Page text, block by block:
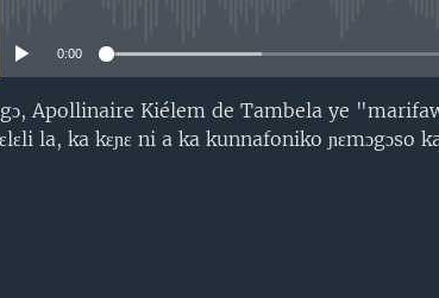
0:00
Apollinaire Kiélem de Tambela ye
la, ka kɛɲɛ ni a ka kunnafoniko ɲɛmɔgɔso